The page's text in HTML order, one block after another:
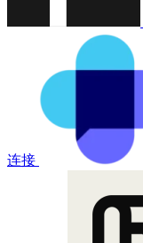
连接